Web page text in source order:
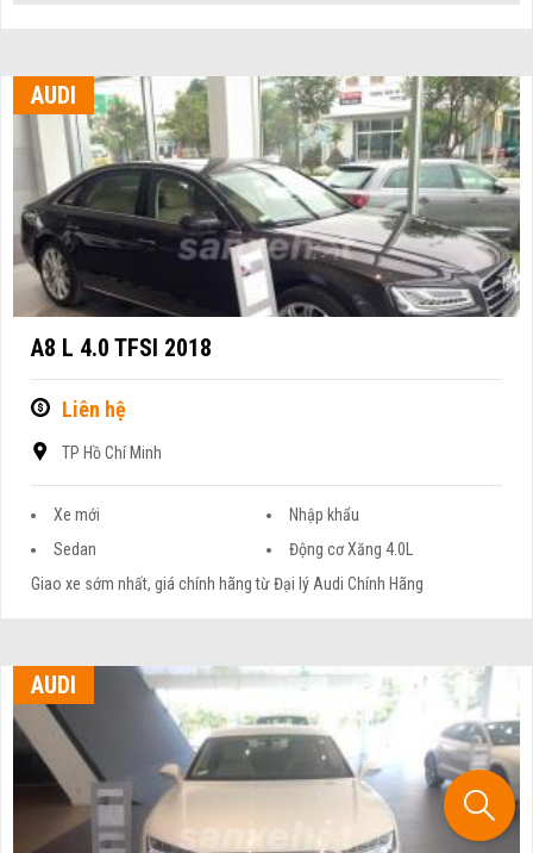
AUDI
A8 L 4.0 TFSI 2018
Liên hệ
TP Hồ Chí Minh
Xe mới
Nhập khẩu
Sedan
Động cơ Xăng 4.0L
Giao xe sớm nhất, giá chính hãng từ Đại lý Audi Chính Hãng
AUDI